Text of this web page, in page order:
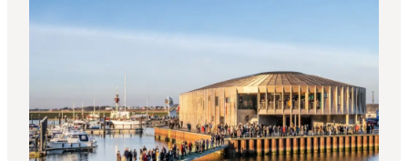
Inspiration
Unterkünfte
Reiseplanung